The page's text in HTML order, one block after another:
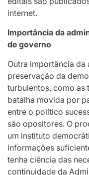
internet.
Importância da
de governo
Outra importância
preservação da
turbulentos, como as
batalha movida por
entre o político
são opositores. O
um instituto
informações
tenha ciência das
continuidade da